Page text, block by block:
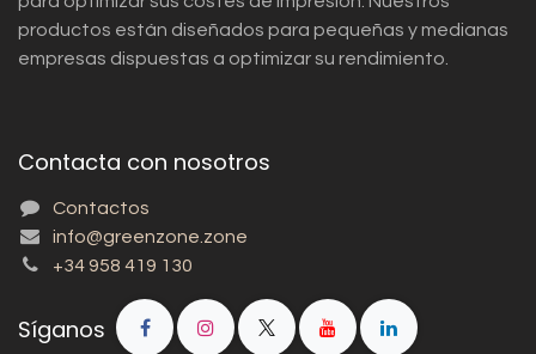
productos están diseñados para pequeñas y medianas
empresas dispuestas a optimizar su rendimiento.
Contacta con nosotros
Contactos
info@greenzone.zone
+34 958 419 130
Síganos